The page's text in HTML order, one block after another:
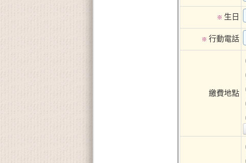
※ 生日
※ 行動電話
繳費地點